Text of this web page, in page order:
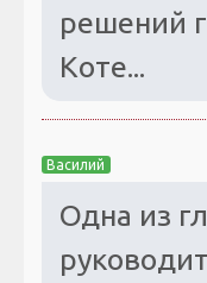
решений
Коте...
Василий
Одна из